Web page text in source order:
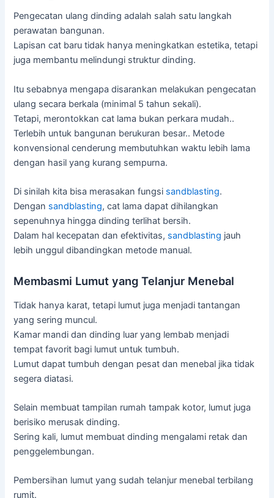
Pengecatan ulang dinding adalah salah satu langkah
perawatan bangunan.
Lapisan cat baru tidak hanya meningkatkan estetika, tetapi
juga membantu melindungi struktur dinding.
Itu sebabnya mengapa disarankan melakukan pengecatan
ulang secara berkala (minimal 5 tahun sekali).
Tetapi, merontokkan cat lama bukan perkara mudah..
Terlebih untuk bangunan berukuran besar.. Metode
konvensional cenderung membutuhkan waktu lebih lama
dengan hasil yang kurang sempurna.
Di sinilah kita bisa merasakan fungsi sandblasting.
Dengan sandblasting, cat lama dapat dihilangkan
sepenuhnya hingga dinding terlihat bersih.
Dalam hal kecepatan dan efektivitas, sandblasting jauh
lebih unggul dibandingkan metode manual.
Membasmi Lumut yang Telanjur Menebal
Tidak hanya karat, tetapi lumut juga menjadi tantangan
yang sering muncul.
Kamar mandi dan dinding luar yang lembab menjadi
tempat favorit bagi lumut untuk tumbuh.
Lumut dapat tumbuh dengan pesat dan menebal jika tidak
segera diatasi.
Selain membuat tampilan rumah tampak kotor, lumut juga
berisiko merusak dinding.
Sering kali, lumut membuat dinding mengalami retak dan
penggelembungan.
Pembersihan lumut yang sudah telanjur menebal terbilang
rumit.